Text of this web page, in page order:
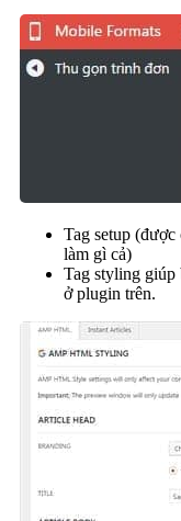
Tag setup
làm gì cả)
Tag styling giúp
ở plugin trên.